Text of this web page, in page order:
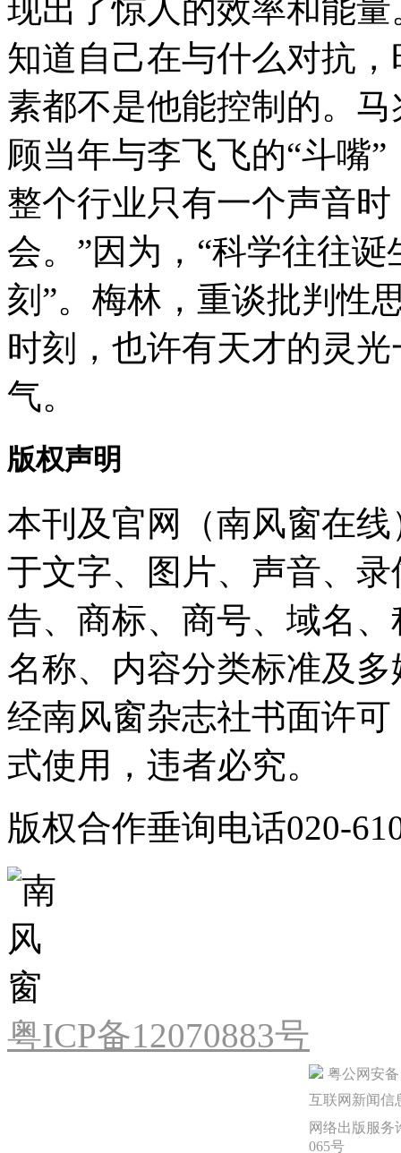
现出了惊人的效率和能
知道自己在与什么对抗
素都不是他能控制的。
顾当年与李飞飞的“斗嘴
整个行业只有一个声音
会。”因为，“科学往往诞
刻”。梅林，重谈批判性
时刻，也许有天才的灵
气。
版权声明
本刊及官网（南风窗在
于文字、图片、声音、
告、商标、商号、域名
名称、内容分类标准及
经南风窗杂志社书面许
式使用，违者必究。
版权合作垂询电话020-
粤ICP备12070883号
粤公网安备
互联网新闻信
网络出版服务
065号